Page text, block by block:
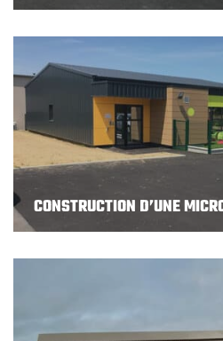
CONSTRUCTION D’UNE